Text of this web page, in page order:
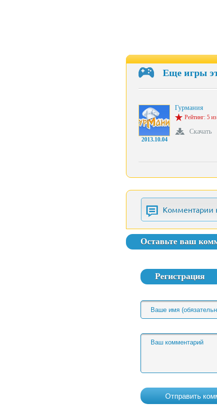
Еще игры
2013.10.04
Гурмания
Рейтинг: 5
Скачать
Комментарии
Оставьте ваш
Регистрация